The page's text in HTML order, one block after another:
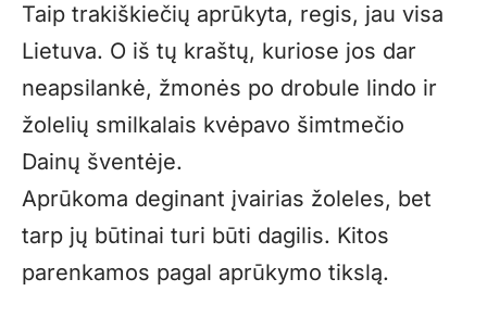
Taip trakiškiečių aprūkyta, regis, jau visa
Lietuva. O iš tų kraštų, kuriose jos dar
neapsilankė, žmonės po drobule lindo ir
žolelių smilkalais kvėpavo šimtmečio
Dainų šventėje.
Aprūkoma deginant įvairias žoleles, bet
tarp jų būtinai turi būti dagilis. Kitos
parenkamos pagal aprūkymo tikslą.